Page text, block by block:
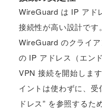
WireGuard は IP アド
接続性が高い設計です。
WireGuard のクライ
の IP アドレス（エン
VPN 接続を開始しま
イントは使わずに、
ドレス” を参照するた